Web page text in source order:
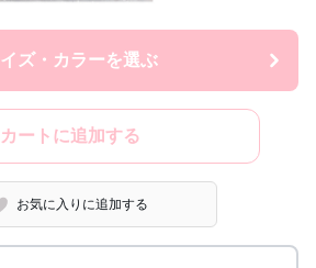
ズ・カラーを選ぶ
カートに追加する
お気に入りに追加する